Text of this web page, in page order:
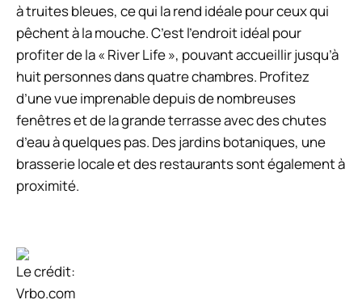
à truites bleues, ce qui la rend idéale pour ceux qui
pêchent à la mouche. C’est l’endroit idéal pour
profiter de la « River Life », pouvant accueillir jusqu’à
huit personnes dans quatre chambres. Profitez
d’une vue imprenable depuis de nombreuses
fenêtres et de la grande terrasse avec des chutes
d’eau à quelques pas. Des jardins botaniques, une
brasserie locale et des restaurants sont également à
proximité.
Le crédit:
Vrbo.com